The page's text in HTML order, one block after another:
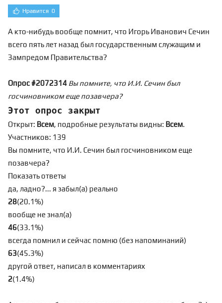
Нравится 0
А кто-нибудь вообще помнит, что Игорь Иванович Сечин
всего пять лет назад был государственным служащим и
Зампредом Правительства?
Опрос #2072314 Вы помните, что И.И. Сечин был
госчиновником еще позавчера?
Этот опрос закрыт
Открыт: Всем, подробные результаты видны: Всем.
Участников: 139
Вы помните, что И.И. Сечин был госчиновником еще
позавчера?
Показать ответы
да, ладно?... я забыл(а) реально
28(20.1%)
вообще не знал(а)
46(33.1%)
всегда помнил и сейчас помню (без напоминаний)
63(45.3%)
другой ответ, написал в комментариях
2(1.4%)